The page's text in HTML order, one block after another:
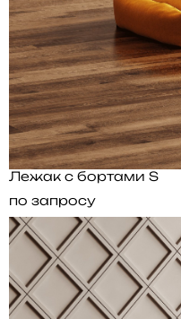
Лежак с бортами S
по запросу